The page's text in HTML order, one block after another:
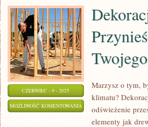
GIER
BRANŻY
CZERWIEC - 9 - 2025
MOŻLIWOŚĆ KOMENTOWANIA
MARYNISTYCZNE:
Marzysz o tym,
klimatu?
odświeżenie
elementy jak